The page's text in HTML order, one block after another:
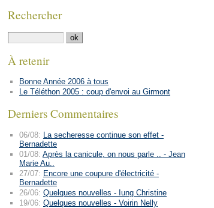
Rechercher
À retenir
Bonne Année 2006 à tous
Le Téléthon 2005 : coup d'envoi au Girmont
Derniers Commentaires
06/08: La secheresse continue son effet -
Bernadette
01/08: Après la canicule, on nous parle .. - Jean
Marie Au..
27/07: Encore une coupure d'électricité -
Bernadette
26/06: Quelques nouvelles - Iung Christine
19/06: Quelques nouvelles - Voirin Nelly